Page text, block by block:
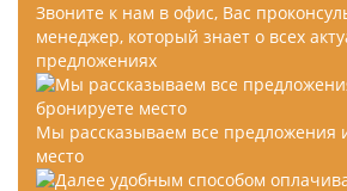
Звоните к нам в офис, Вас
менеджер, который знает о всех
предложениях
Мы рассказываем все предложения
место